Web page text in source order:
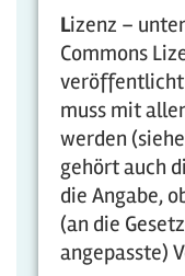
Lizenz –
Commons
veröffentlicht
muss mit
werden
gehört auch
die Angabe,
(an die
angepasste)